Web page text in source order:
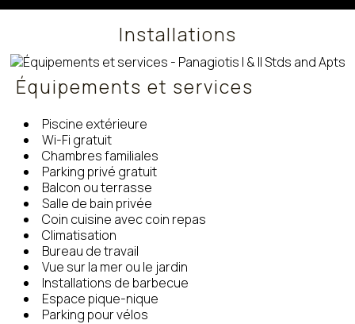
Installations
Équipements et services
Piscine extérieure
Wi-Fi gratuit
Chambres familiales
Parking privé gratuit
Balcon ou terrasse
Salle de bain privée
Coin cuisine avec coin repas
Climatisation
Bureau de travail
Vue sur la mer ou le jardin
Installations de barbecue
Espace pique-nique
Parking pour vélos